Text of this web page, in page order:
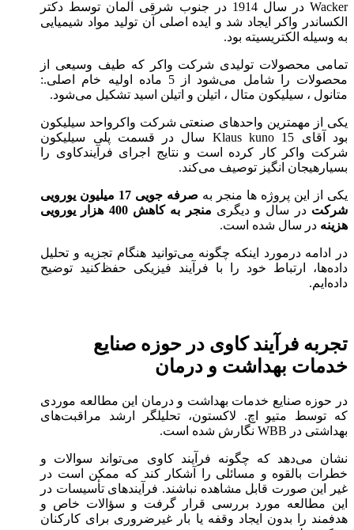
Wacker در سال 1914 در جنوب شرقی آلمان توسط دکتر
الکساندر واکر ایجاد شد و ایده اصلی آن تولید مواد شیمیایی
به وسیله الکتریسیته بود.
تمامی محصولات تولیدی شرکت واکر که طیف وسیعی از
محصولات را شامل می‌شود از 5 ماده اولیه خام اصلی.:
متانول ، سیلیکون متال ، اتیلن و اتیلن اسید تشکیل می‌شود.
یکی از مهمترین واحد‌های صنعتی شرکت واکرواحد سیلیکون
بود آقای Klaus kuno 15 سال در قسمت پلی سیلیکون
شرکت واکر کار کرده است و نتایج اجرای فرآیند‌کاوی را
بسیارهیجان انگیز توصیف می‌کند.
یکی از این پروژه ها منجر به
صرفه جویی 17 میلیون یورویی
شرکت در سال و دیگری
منجر به کاهش 400 هزار یورویی
هزینه در سال شده است.
در ادامه درمورد اینکه چگونه می‌توانید هنگام تجزیه و تحلیل
داده‌ها، ارتباط خود را با فرآیند فیزیکی حفظ‌کنید توضیح
داده‌ایم.
تجربه فرآیند‌ کاوی در حوزه صنایع
خدمات بهداشت و درمان
در حوزه صنایع خدمات بهداشت و درمان این مطالعه موردی
که توسط متیو اچ. لاکستون، تحلیلگر ارشد مراقبت‌های
بهداشتی در WBB نگارش شده است.
نشان می‌دهد که چگونه فرآیند کاوی می‌تواند سوالات و
خطرات بالقوه و مسائلی را آشکار کند که ممکن است در
غیر این صورت قابل مشاهده نباشند. فرآیندهای تأسیسات در
این مطالعه مورد بررسی قرار گرفت و سؤالات خاص و
هدفمند را بدون ایجاد وقفه یا بار غیرضروری برای کارکنان